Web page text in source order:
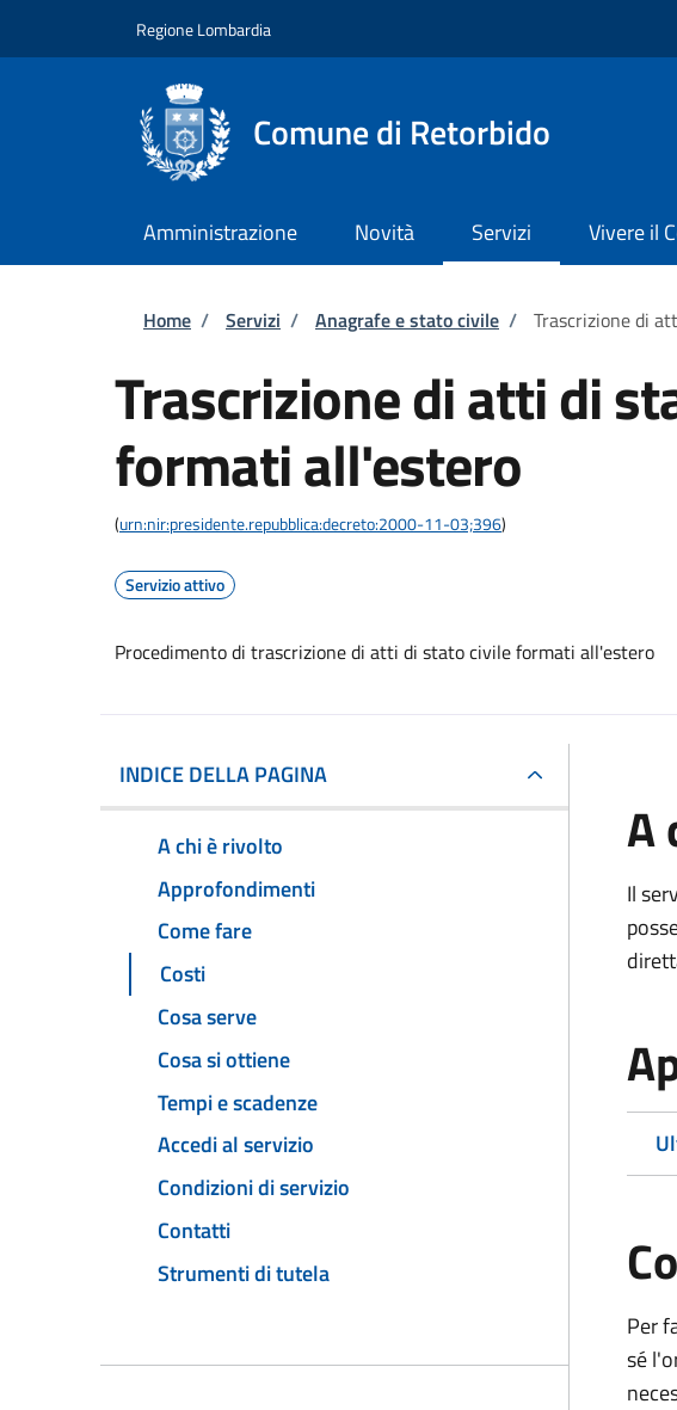
Regione Lombardia
Comune di Retorbido
Amministrazione Novità Servizi Vivere il
Briciole di pane
Home / Servizi / Anagrafe e stato civile / Trascrizione di
Trascrizione di atti di
formati all'estero
(urn:nir:presidente.repubblica:decreto:2000-11-03;396)
Servizio attivo
Procedimento di trascrizione di atti di stato civile formati all'estero
INDICE DELLA PAGINA
A chi è rivolto
Approfondimenti
Come fare
Costi
Cosa serve
Cosa si ottiene
Tempi e scadenze
Accedi al servizio
Condizioni di servizio
Contatti
Strumenti di tutela
A
Il
Per
sé